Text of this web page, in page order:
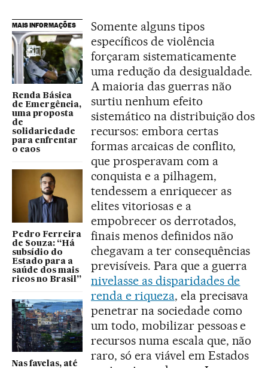
MAIS INFORMAÇÕES
Renda Básica
de Emergência,
uma proposta
de
solidariedade
para enfrentar
o caos
Pedro Ferreira
de Souza: “Há
subsídio do
Estado para a
saúde dos mais
ricos no Brasil”
Nas favelas, até
Somente alguns tipos
específicos de violência
forçaram sistematicamente
uma redução da desigualdade.
A maioria das guerras não
surtiu nenhum efeito
sistemático na distribuição dos
recursos: embora certas
formas arcaicas de conflito,
que prosperavam com a
conquista e a pilhagem,
tendessem a enriquecer as
elites vitoriosas e a
empobrecer os derrotados,
finais menos definidos não
chegavam a ter consequências
previsíveis. Para que a guerra
nivelasse as disparidades de
renda e riqueza, ela precisava
penetrar na sociedade como
um todo, mobilizar pessoas e
recursos numa escala que, não
raro, só era viável em Estados